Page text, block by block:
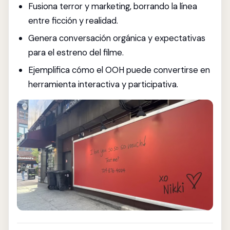
Fusiona terror y marketing, borrando la línea
entre ficción y realidad.
Genera conversación orgánica y expectativas
para el estreno del filme.
Ejemplifica cómo el OOH puede convertirse en
herramienta interactiva y participativa.